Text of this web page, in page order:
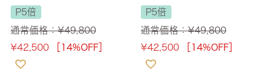
【送料無料】
P5倍
通常価格：¥49,800
¥42,500 ［14%OFF］
無料】
P5倍
通常価格：¥49,800
¥42,500 ［14%OFF］